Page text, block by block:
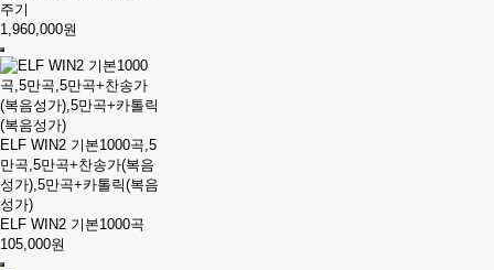
주기
1,960,000원
ELF WIN2 기본1000곡,5
만곡,5만곡+찬송가(복음
성가),5만곡+카톨릭(복음
성가)
ELF WIN2 기본1000곡
105,000원